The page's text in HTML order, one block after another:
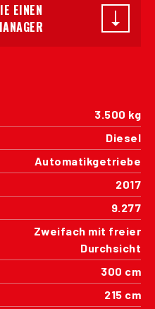
EINEN
3.500 kg
Diesel
Automatikgetriebe
2017
9.277
Zweifach mit freier
Durchsicht
300 cm
215 cm